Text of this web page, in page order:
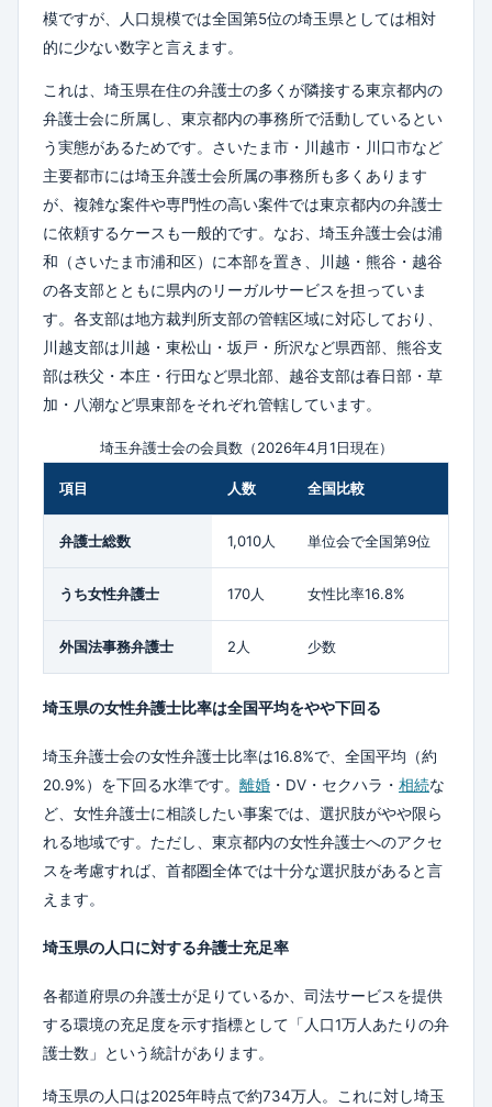
模ですが、人口規模では全国第5位の埼玉県としては相対
的に少ない数字と言えます。
これは、埼玉県在住の弁護士の多くが隣接する東京都内の
弁護士会に所属し、東京都内の事務所で活動しているとい
う実態があるためです。さいたま市・川越市・川口市など
主要都市には埼玉弁護士会所属の事務所も多くあります
が、複雑な案件や専門性の高い案件では東京都内の弁護士
に依頼するケースも一般的です。なお、埼玉弁護士会は浦
和（さいたま市浦和区）に本部を置き、川越・熊谷・越谷
の各支部とともに県内のリーガルサービスを担っていま
す。各支部は地方裁判所支部の管轄区域に対応しており、
川越支部は川越・東松山・坂戸・所沢など県西部、熊谷支
部は秩父・本庄・行田など県北部、越谷支部は春日部・草
加・八潮など県東部をそれぞれ管轄しています。
埼玉弁護士会の会員数（2026年4月1日現在）
項目 人数 全国比較
弁護士総数 1,010人 単位会で全国第9位
うち女性弁護士 170人 女性比率16.8%
外国法事務弁護士 2人 少数
埼玉県の女性弁護士比率は全国平均をやや下回る
埼玉弁護士会の女性弁護士比率は16.8%で、全国平均（約
20.9%）を下回る水準です。 離婚 ・DV・セクハラ・ 相続な
ど、女性弁護士に相談したい事案では、選択肢がやや限ら
れる地域です。ただし、東京都内の女性弁護士へのアクセ
スを考慮すれば、首都圏全体では十分な選択肢があると言
えます。
埼玉県の人口に対する弁護士充足率
各都道府県の弁護士が足りているか、司法サービスを提供
する環境の充足度を示す指標として「人口1万人あたりの弁
護士数」という統計があります。
埼玉県の人口は2025年時点で約734万人。これに対し埼玉